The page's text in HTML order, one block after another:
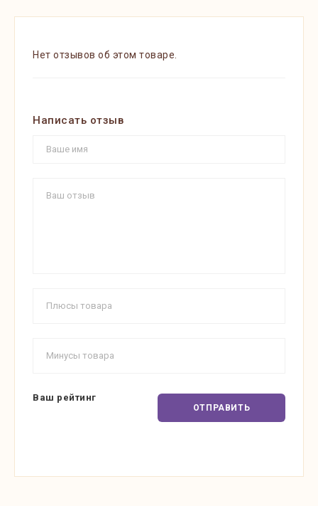
Нет отзывов об этом товаре.
Написать отзыв
Ваш рейтинг
ОТПРАВИТЬ